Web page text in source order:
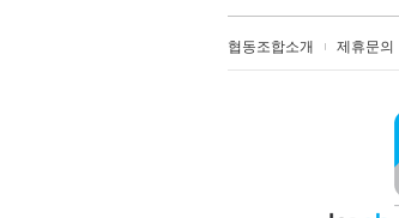
협동조합소개 제휴문의